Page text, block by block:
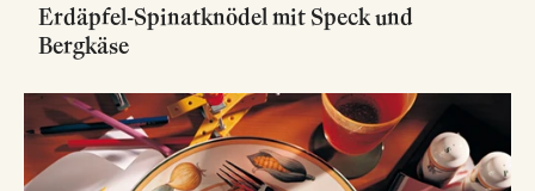
Erdäpfel-Spinatknödel mit Speck und
Bergkäse